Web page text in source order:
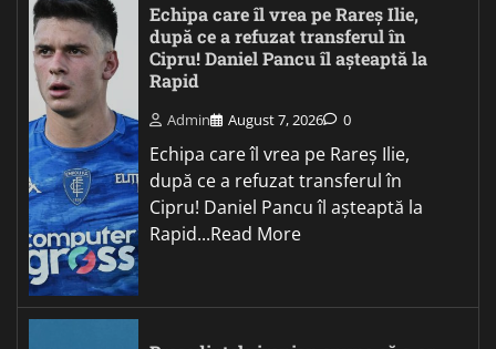
Echipa care îl vrea pe Rareș Ilie,
după ce a refuzat transferul în
Cipru! Daniel Pancu îl așteaptă la
Rapid
Admin August 7, 2026 0
Echipa care îl vrea pe Rareș Ilie,
după ce a refuzat transferul în
Cipru! Daniel Pancu îl așteaptă la
Rapid...Read More